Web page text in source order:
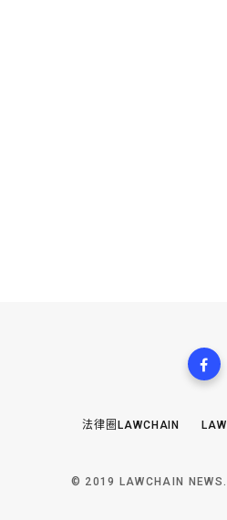
法律圈LAWCHAIN
© 2019 LAWCHAIN NEWS.